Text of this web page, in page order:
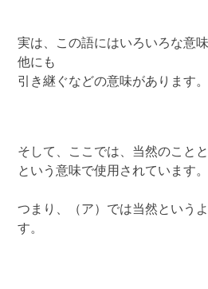
実は、この語にはいろいろな意
他にも
引き継ぐなどの意味があります。
そして、ここでは、当然のこと
という意味で使用されています。
つまり、（ア）では当然という
す。